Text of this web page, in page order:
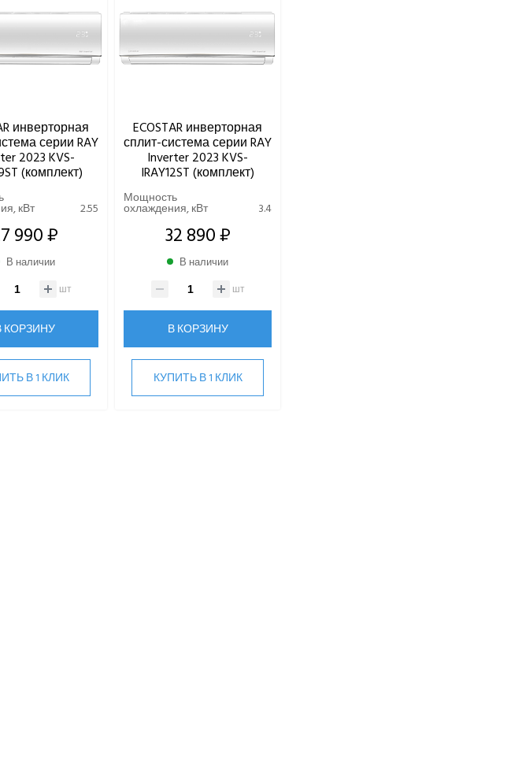
инверторная
серии RAY
2023 KVS-
(комплект)
кВт 2.55
990 ₽
В наличии
шт
КОРЗИНУ
В 1 КЛИК
ECOSTAR инверторная
сплит-система серии RAY
Inverter 2023 KVS-
IRAY12ST (комплект)
Мощность
охлаждения, кВт 3.4
32 890 ₽
В наличии
шт
В КОРЗИНУ
КУПИТЬ В 1 КЛИК